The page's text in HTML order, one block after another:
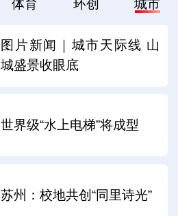
体育 环创 城市
图片新闻｜城市天际线 山
城盛景收眼底
世界级“水上电梯”将成型
苏州：校地共创“同里诗光”